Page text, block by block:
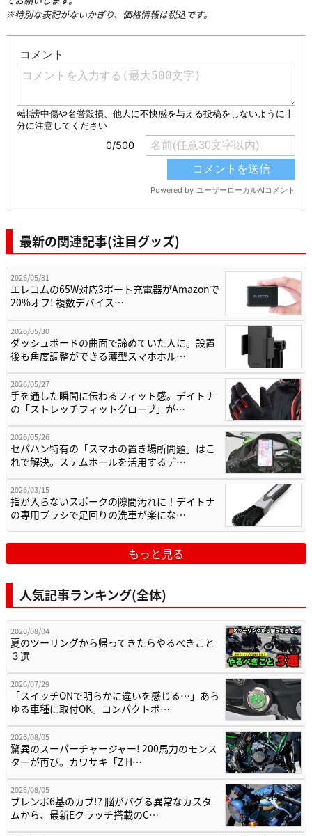
※特別な表記がないかぎり、価格情報は税込です。
最新の関連記事(注目グッズ)
2026/05/31
エレコムの65W対応3ポート充電器がAmazonで
20%オフ! 複数デバイス…
2026/05/30
ダッシュボードの曲面で諦めていた人に。設置
後も角度調整ができる薄型スマホホル…
2026/05/27
手を通した瞬間に伝わるフィット感。デイトナ
の「ストレッチフィットグローブ」が…
2026/05/26
セパハン特有の「スマホの置き場所問題」はこ
れで解決。ステムホールを活用するデ…
2026/03/15
指が入らないスポークの隙間汚れに！デイトナ
の専用ブラシで足回りの洗車が楽にな…
もっと見る
人気記事ランキング(全体)
2026/08/04
夏のツーリングから帰ってきたらやるべきこと
３選
2026/07/29
「スイッチONで明らかに違いを感じる…」あら
ゆる車種に取付OK。コンパクトボ…
2026/08/05
驚異のスーパーチャージャー! 200馬力のモンス
ターが再び。カワサキ「Z H…
2026/08/05
ブレンボ6基のカブ!? 脳がバグる異常なカスタ
ムから、最新Eクラッチ搭載のC…